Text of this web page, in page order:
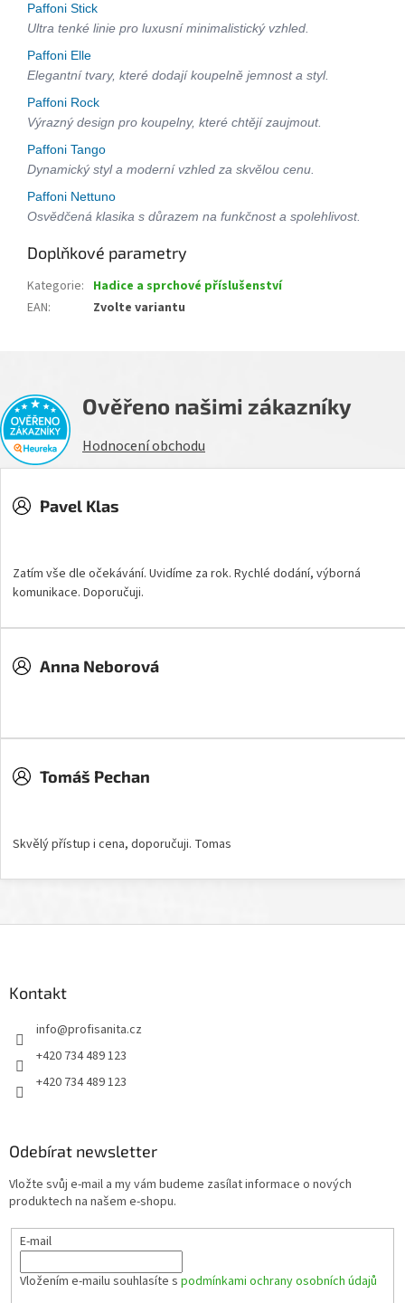
Paffoni Stick
Ultra tenké linie pro luxusní minimalistický vzhled.
Paffoni Elle
Elegantní tvary, které dodají koupelně jemnost a styl.
Paffoni Rock
Výrazný design pro koupelny, které chtějí zaujmout.
Paffoni Tango
Dynamický styl a moderní vzhled za skvělou cenu.
Paffoni Nettuno
Osvědčená klasika s důrazem na funkčnost a spolehlivost.
Doplňkové parametry
Kategorie: Hadice a sprchové příslušenství
EAN: Zvolte variantu
Ověřeno našimi zákazníky
Hodnocení obchodu
Pavel Klas
Zatím vše dle očekávání. Uvidíme za rok. Rychlé dodání, výborná
komunikace. Doporučuji.
Anna Neborová
Tomáš Pechan
Skvělý přístup i cena, doporučuji. Tomas
Kontakt
info@profisanita.cz
+420 734 489 123
+420 734 489 123
Odebírat newsletter
Vložte svůj e-mail a my vám budeme zasílat informace o nových
produktech na našem e-shopu.
E-mail
Vložením e-mailu souhlasíte s podmínkami ochrany osobních údajů